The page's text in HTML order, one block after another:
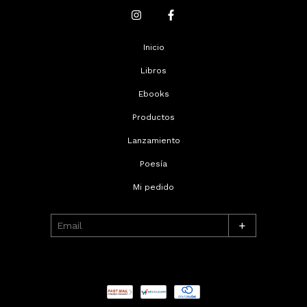
Inicio
Libros
Ebooks
Productos
Lanzamiento
Poesía
Mi pedido
+